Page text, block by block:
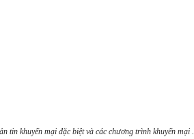
tin khuyến mại đặc biệt và các chương trình khuyến mại .